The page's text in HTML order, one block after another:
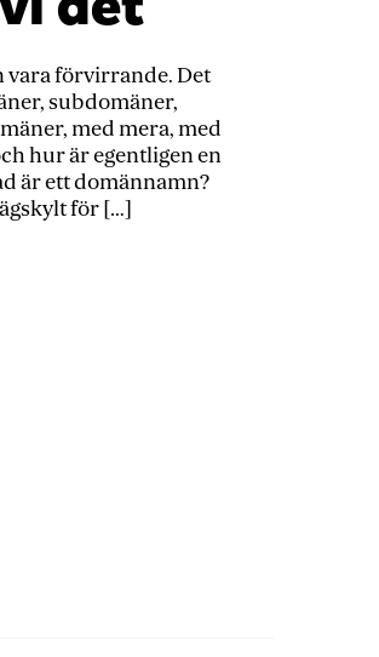
vara förvirrande. Det
subdomäner,
med mera, med
hur är egentligen en
är ett domännamn?
för […]